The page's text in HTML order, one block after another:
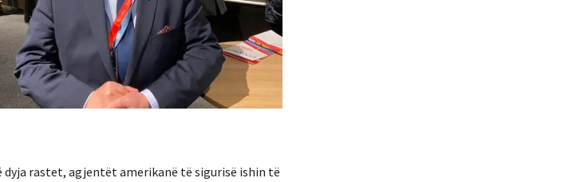
dyja rastet, agjentët amerikanë të sigurisë ishin të